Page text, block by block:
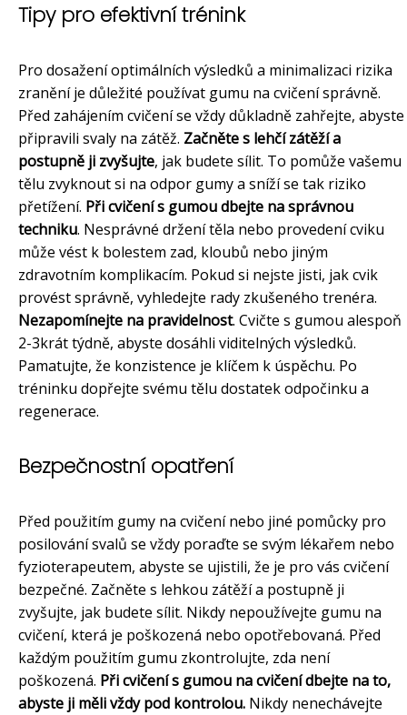
Tipy pro efektivní trénink
Pro dosažení optimálních výsledků a minimalizaci rizika
zranění je důležité používat gumu na cvičení správně.
Před zahájením cvičení se vždy důkladně zahřejte, abyste
připravili svaly na zátěž. Začněte s lehčí zátěží a
postupně ji zvyšujte, jak budete sílit. To pomůže vašemu
tělu zvyknout si na odpor gumy a sníží se tak riziko
přetížení. Při cvičení s gumou dbejte na správnou
techniku. Nesprávné držení těla nebo provedení cviku
může vést k bolestem zad, kloubů nebo jiným
zdravotním komplikacím. Pokud si nejste jisti, jak cvik
provést správně, vyhledejte rady zkušeného trenéra.
Nezapomínejte na pravidelnost. Cvičte s gumou alespoň
2-3krát týdně, abyste dosáhli viditelných výsledků.
Pamatujte, že konzistence je klíčem k úspěchu. Po
tréninku dopřejte svému tělu dostatek odpočinku a
regenerace.
Bezpečnostní opatření
Před použitím gumy na cvičení nebo jiné pomůcky pro
posilování svalů se vždy poraďte se svým lékařem nebo
fyzioterapeutem, abyste se ujistili, že je pro vás cvičení
bezpečné. Začněte s lehkou zátěží a postupně ji
zvyšujte, jak budete sílit. Nikdy nepoužívejte gumu na
cvičení, která je poškozená nebo opotřebovaná. Před
každým použitím gumu zkontrolujte, zda není
poškozená. Při cvičení s gumou na cvičení dbejte na to,
abyste ji měli vždy pod kontrolou. Nikdy nenechávejte